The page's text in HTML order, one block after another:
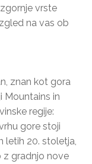
vrste
na vas ob
znan kot gora
Mountains in
regije:
gore stoji
letih 20. stoletja,
z gradnjo nove